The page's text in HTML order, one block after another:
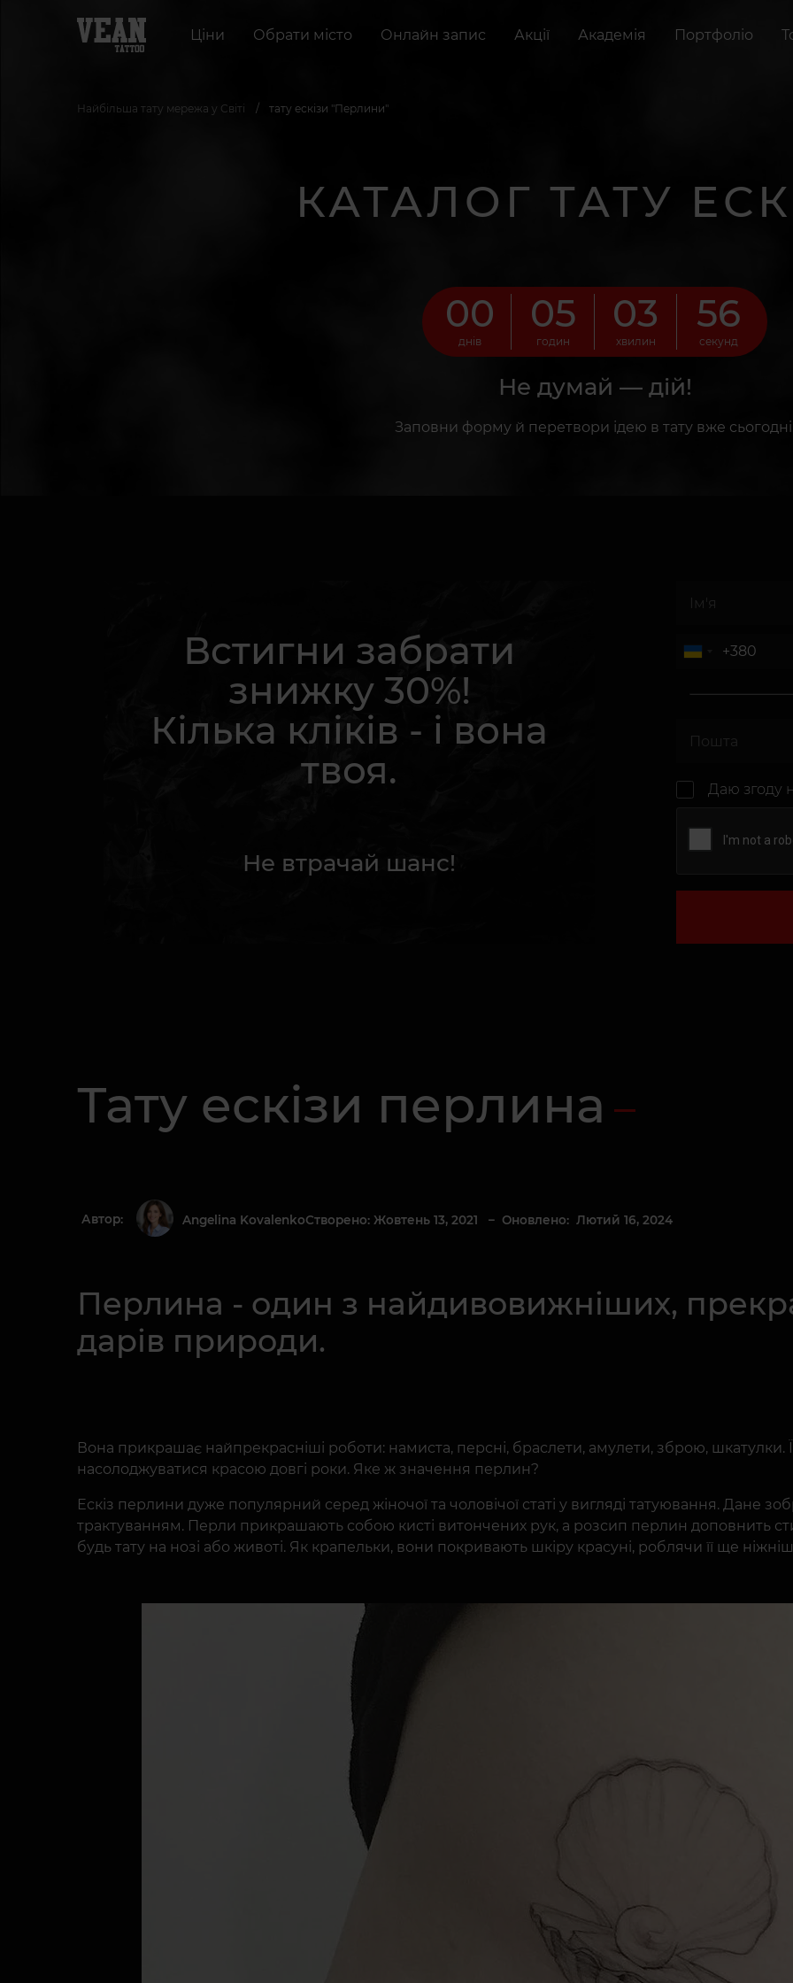
Ціни Обрати місто Онлайн запис Акції Академія Портфоліо
Найбільша тату мережа у Світі тату ескізи "Перлини"
КАТАЛОГ ТАТУ
00
днів
05
годин
03
хвилин
55
секунд
Не думай — дій!
Заповни форму й перетвори ідею в тату вже
Встигни забрати
знижку 30%!
Кілька кліків - і вона
твоя.
Не втрачай шанс!
Даю згоду
Тату ескізи перлина
Автор: Angelina KovalenkoСтворено: Жовтень 13, 2021 – Оновлено: Лютий 16, 2024
Перлина - один з найдивовижніших,
дарів природи.
Вона прикрашає найпрекрасніші роботи: намиста, персні, браслети, амулети, зброю,
насолоджуватися красою довгі роки. Яке ж значення перлин?
Ескіз перлини дуже популярний серед жіночої та чоловічої статі у вигляді татуювання. Дане
трактуванням. Перли прикрашають собою кисті витончених рук, а розсип перлин доповнить
будь тату на нозі або животі. Як крапельки, вони покривають шкіру красуні, роблячи її ще